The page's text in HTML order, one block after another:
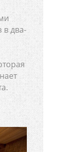
в два-